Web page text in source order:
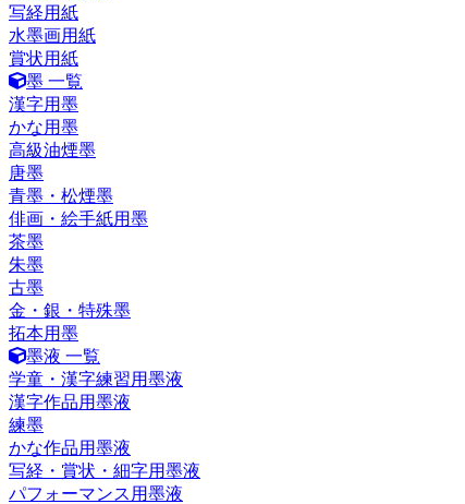
写経用紙
水墨画用紙
賞状用紙
墨 一覧
漢字用墨
かな用墨
高級油煙墨
唐墨
青墨・松煙墨
俳画・絵手紙用墨
茶墨
朱墨
古墨
金・銀・特殊墨
拓本用墨
墨液 一覧
学童・漢字練習用墨液
漢字作品用墨液
練墨
かな作品用墨液
写経・賞状・細字用墨液
パフォーマンス用墨液